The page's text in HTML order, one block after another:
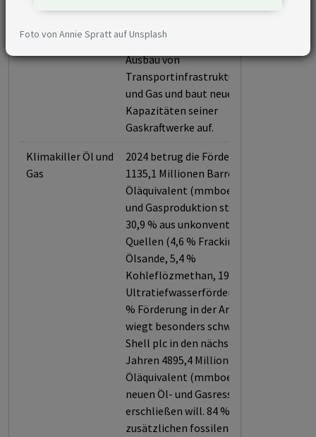
und unkonventionelle
Zudem plant Shell plc den
Ausbau von
Transportinfrastruktur für Öl
und Gas und baut neue
Kapazitäten seiner
Gaskraftwerke auf.
Klimakiller Öl und
Gas
2024 betrug die Förderleistung
1135,1 Millionen Barrel
Öläquivalent (mmboe). Die Öl-
und Gasproduktion stammt zu
30,9 % aus unkonventionellen
Quellen (4,6 % Fracking, 1 %
Ölsande, 5,4 %
Kohleflözmethan, 19,1 %
Ultratiefwasserförderung, 0,8
% Förderung in der Arktis). Es
wiegt besonders schwer, dass
Shell plc in den nächsten
Jahren 4895,4 Millionen Barrel
Öläquivalent (mmboe) an
neuen Öl- und Gasressourcen
erschließen will. 84 % dieser
zusätzlichen fossilen
Foto von Annie Spratt auf Unsplash